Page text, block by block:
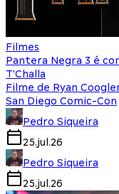
Filmes
Pantera Negra 3 é
T'Challa
Filme de Ryan
San Diego Comic-Con
Pedro Siqueira
25.jul.26
Pedro Siqueira
25.jul.26